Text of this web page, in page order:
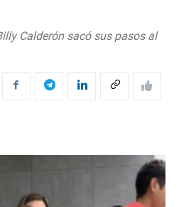
Calderón sacó sus pasos al